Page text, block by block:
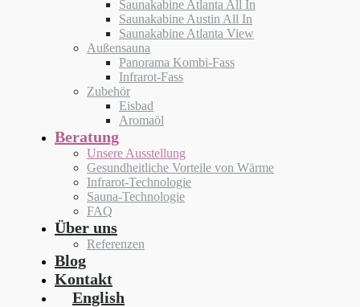
Saunakabine Atlanta All In
Saunakabine Austin All In
Saunakabine Atlanta View
Außensauna
Panorama Kombi-Fass
Infrarot-Fass
Zubehör
Eisbad
Aromaöl
Beratung
Unsere Ausstellung
Gesundheitliche Vorteile von Wärme
Infrarot-Technologie
Sauna-Technologie
FAQ
Über uns
Referenzen
Blog
Kontakt
English